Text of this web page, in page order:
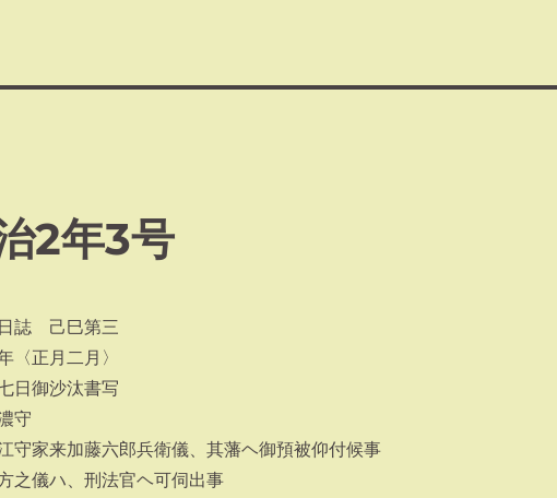
2年3号
誌 己巳第三
〈正月二月〉
日御沙汰書写
守
守家来加藤六郎兵衛儀、其藩ヘ御預被仰付候事
之儀ハ、刑法官ヘ可伺出事